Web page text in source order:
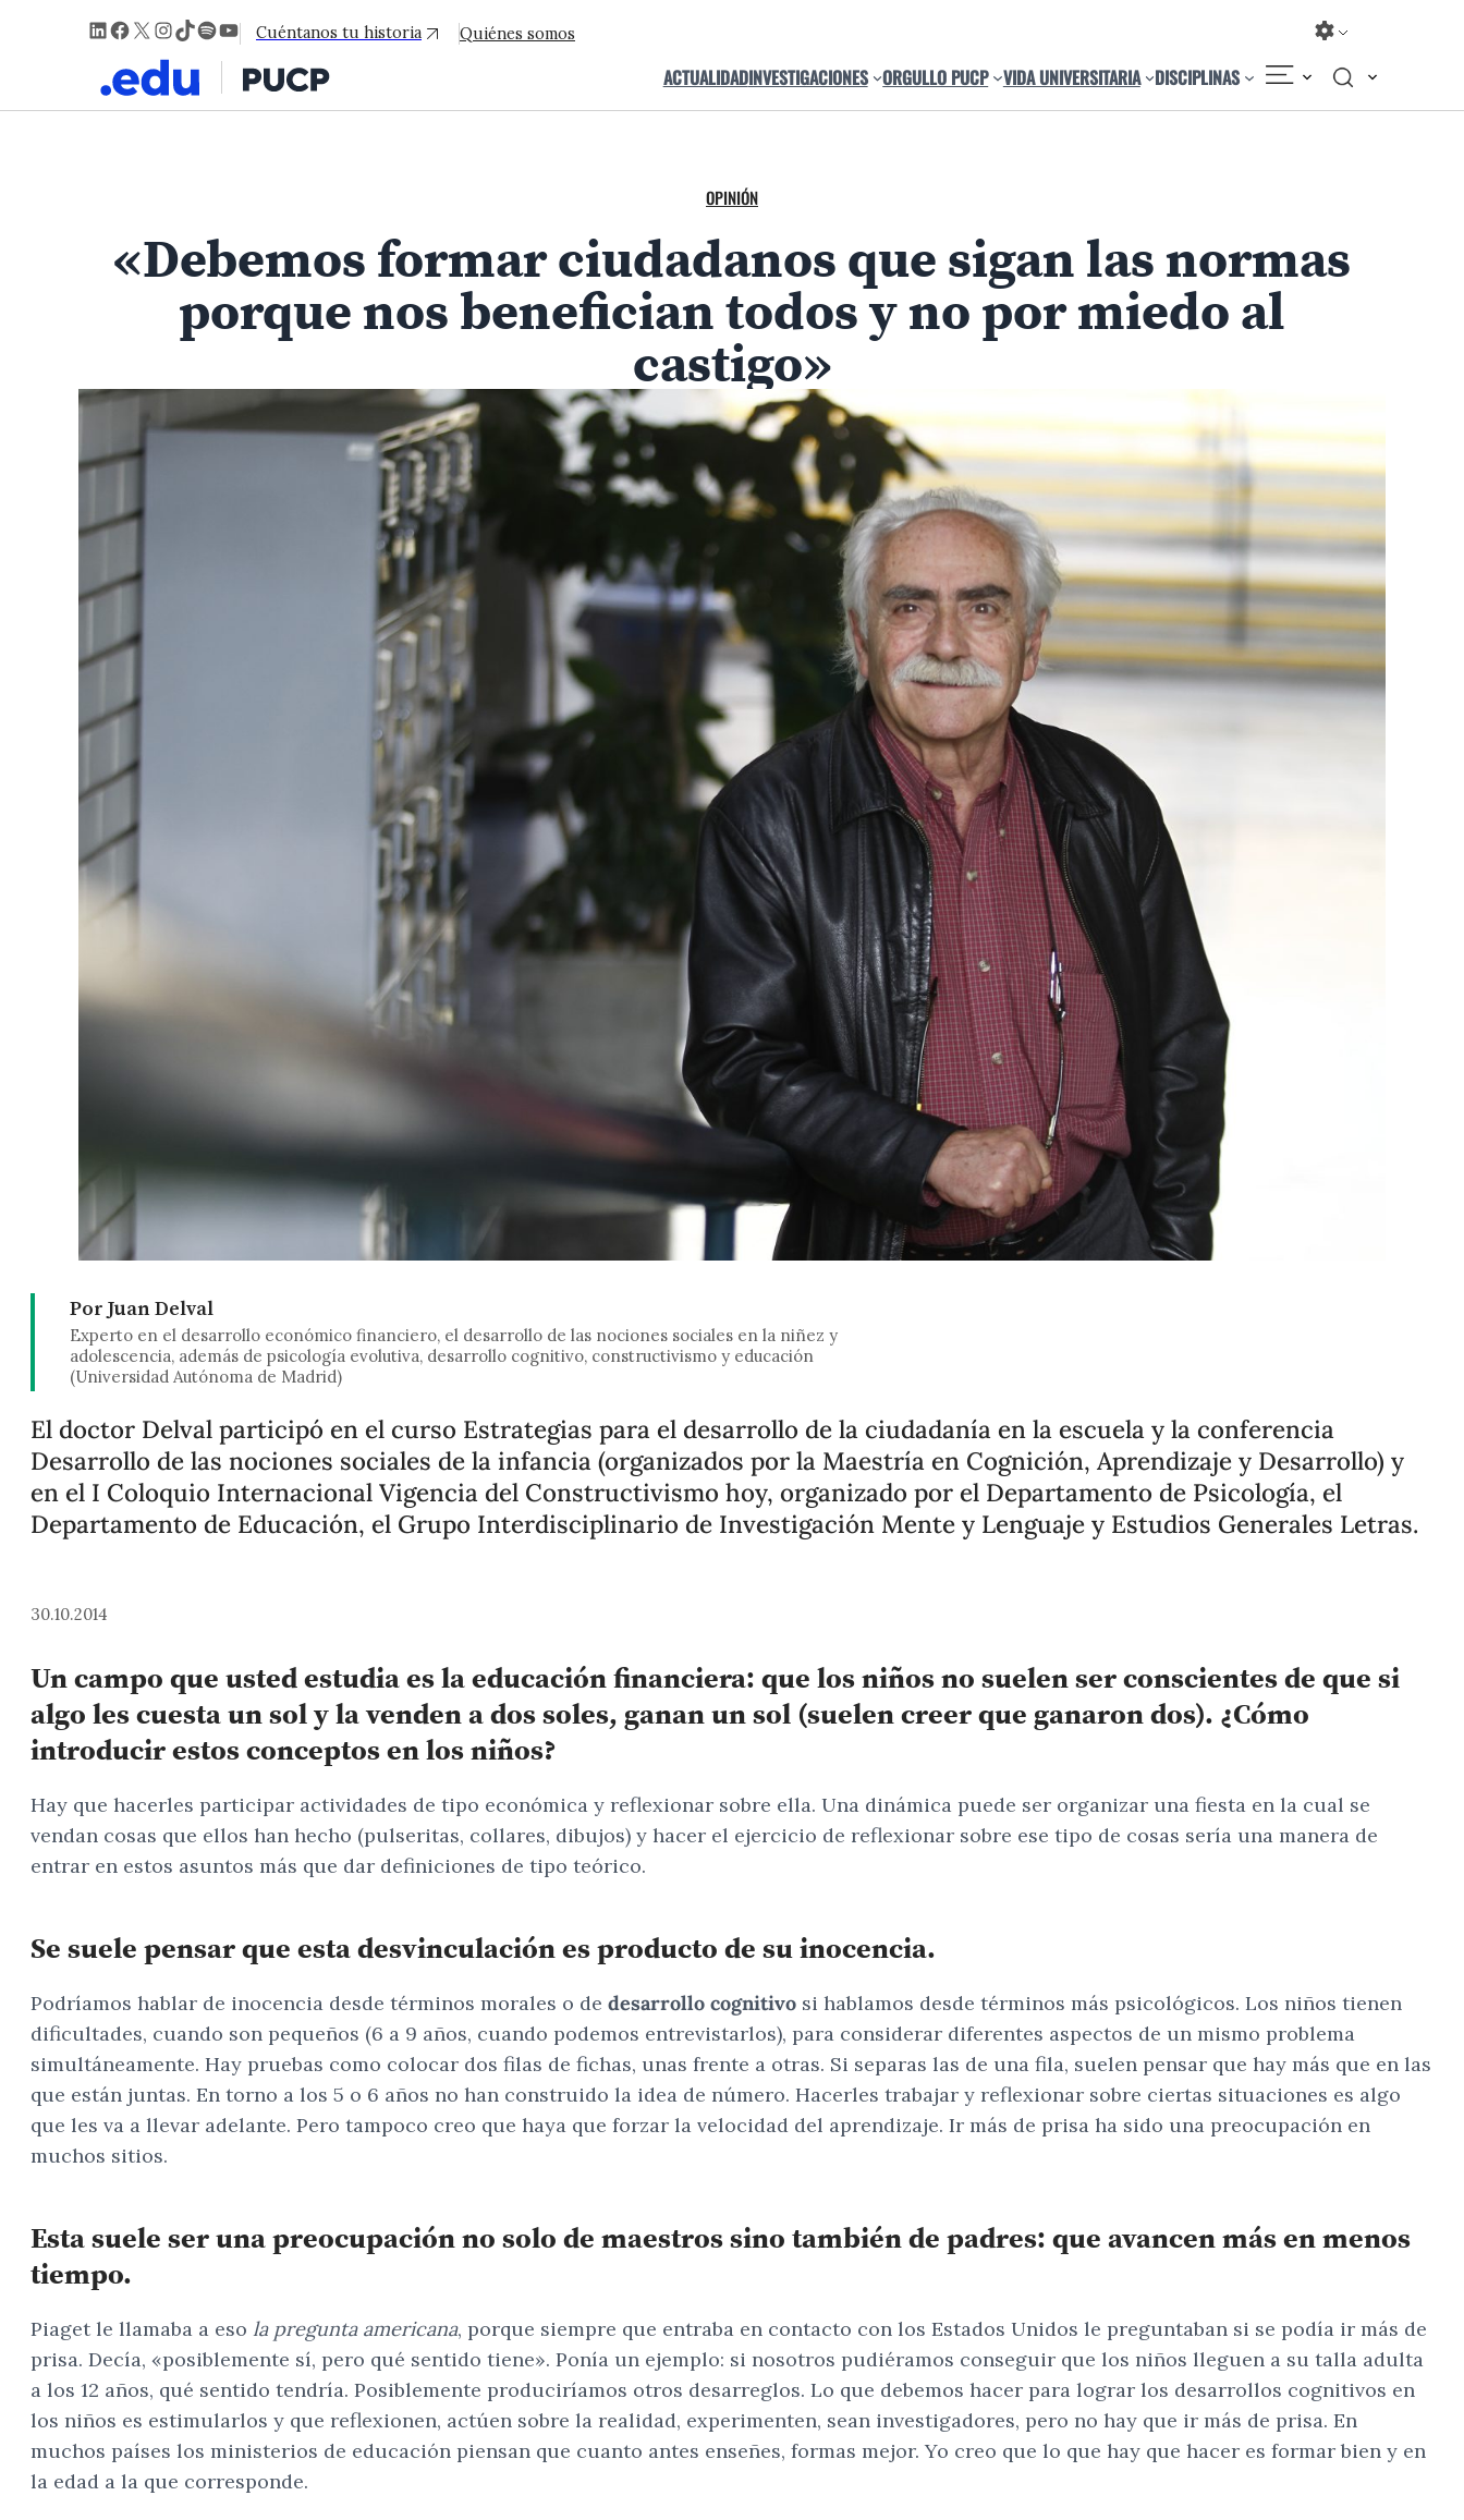
LinkedIn
Facebook
X Instagram
TikTok
Spotify
YouTube
Cuéntanos tu historia Quiénes somos
ACTUALIDADINVESTIGACIONES ORGULLO PUCP VIDA UNIVERSITARIA DISCIPLINAS
OPINIÓN
«Debemos formar ciudadanos que sigan las normas
porque nos benefician todos y no por miedo al
castigo»
Por Juan Delval
Experto en el desarrollo económico financiero, el desarrollo de las nociones sociales en la niñez y
adolescencia, además de psicología evolutiva, desarrollo cognitivo, constructivismo y educación
(Universidad Autónoma de Madrid)
Compartir Cambiar el tamaño
El doctor Delval participó en el curso Estrategias para el desarrollo de la ciudadanía en la escuela y la conferencia
Desarrollo de las nociones sociales de la infancia (organizados por la Maestría en Cognición, Aprendizaje y Desarrollo) y
en el I Coloquio Internacional Vigencia del Constructivismo hoy, organizado por el Departamento de Psicología, el
Departamento de Educación, el Grupo Interdisciplinario de Investigación Mente y Lenguaje y Estudios Generales Letras.
30.10.2014
Un campo que usted estudia es la educación financiera: que los niños no suelen ser conscientes de que si
algo les cuesta un sol y la venden a dos soles, ganan un sol (suelen creer que ganaron dos). ¿Cómo
introducir estos conceptos en los niños?
Hay que hacerles participar actividades de tipo económica y reflexionar sobre ella. Una dinámica puede ser organizar una fiesta en la cual se
vendan cosas que ellos han hecho (pulseritas, collares, dibujos) y hacer el ejercicio de reflexionar sobre ese tipo de cosas sería una manera de
entrar en estos asuntos más que dar definiciones de tipo teórico.
Se suele pensar que esta desvinculación es producto de su inocencia.
Podríamos hablar de inocencia desde términos morales o de desarrollo cognitivo si hablamos desde términos más psicológicos. Los niños tienen
dificultades, cuando son pequeños (6 a 9 años, cuando podemos entrevistarlos), para considerar diferentes aspectos de un mismo problema
simultáneamente. Hay pruebas como colocar dos filas de fichas, unas frente a otras. Si separas las de una fila, suelen pensar que hay más que en las
que están juntas. En torno a los 5 o 6 años no han construido la idea de número. Hacerles trabajar y reflexionar sobre ciertas situaciones es algo
que les va a llevar adelante. Pero tampoco creo que haya que forzar la velocidad del aprendizaje. Ir más de prisa ha sido una preocupación en
muchos sitios.
Esta suele ser una preocupación no solo de maestros sino también de padres: que avancen más en menos
tiempo.
Piaget le llamaba a eso la pregunta americana, porque siempre que entraba en contacto con los Estados Unidos le preguntaban si se podía ir más de
prisa. Decía, «posiblemente sí, pero qué sentido tiene». Ponía un ejemplo: si nosotros pudiéramos conseguir que los niños lleguen a su talla adulta
a los 12 años, qué sentido tendría. Posiblemente produciríamos otros desarreglos. Lo que debemos hacer para lograr los desarrollos cognitivos en
los niños es estimularlos y que reflexionen, actúen sobre la realidad, experimenten, sean investigadores, pero no hay que ir más de prisa. En
muchos países los ministerios de educación piensan que cuanto antes enseñes, formas mejor. Yo creo que lo que hay que hacer es formar bien y en
la edad a la que corresponde.